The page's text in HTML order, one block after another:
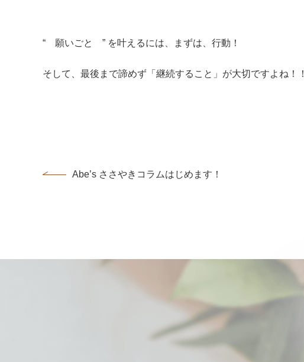
“ 願いごと ” を叶えるには、まずは、行動！
そして、最後まで諦めず「継続すること」が大切ですよね！！
Abe’s ささやきコラムはじめます！...